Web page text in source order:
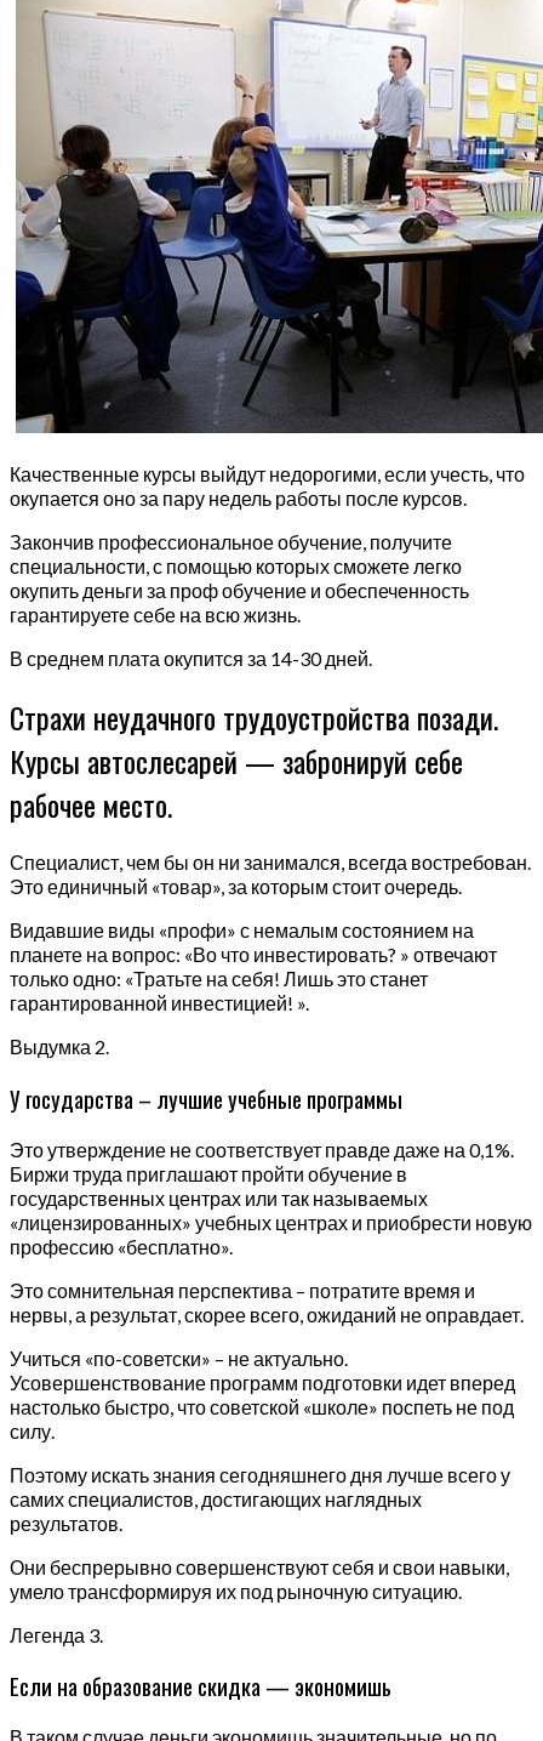
Качественные курсы выйдут недорогими, если учесть, что
окупается оно за пару недель работы после курсов.
Закончив профессиональное обучение, получите
специальности, с помощью которых сможете легко
окупить деньги за проф обучение и обеспеченность
гарантируете себе на всю жизнь.
В среднем плата окупится за 14-30 дней.
Страхи неудачного трудоустройства позади.
Курсы автослесарей — забронируй себе
рабочее место.
Специалист, чем бы он ни занимался, всегда востребован.
Это единичный «товар», за которым стоит очередь.
Видавшие виды «профи» с немалым состоянием на
планете на вопрос: «Во что инвестировать? » отвечают
только одно: «Тратьте на себя! Лишь это станет
гарантированной инвестицией! ».
Выдумка 2.
У государства – лучшие учебные программы
Это утверждение не соответствует правде даже на 0,1%.
Биржи труда приглашают пройти обучение в
государственных центрах или так называемых
«лицензированных» учебных центрах и приобрести новую
профессию «бесплатно».
Это сомнительная перспектива – потратите время и
нервы, а результат, скорее всего, ожиданий не оправдает.
Учиться «по-советски» – не актуально.
Усовершенствование программ подготовки идет вперед
настолько быстро, что советской «школе» поспеть не под
силу.
Поэтому искать знания сегодняшнего дня лучше всего у
самих специалистов, достигающих наглядных
результатов.
Они беспрерывно совершенствуют себя и свои навыки,
умело трансформируя их под рыночную ситуацию.
Легенда 3.
Если на образование скидка — экономишь